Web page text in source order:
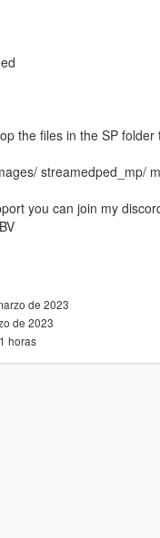
the files in the SP folder
streamedped_mp/
you can join my
de 2023
de 2023
horas